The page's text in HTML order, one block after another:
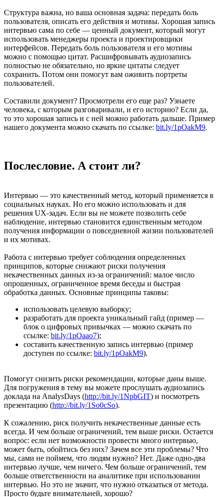
Структура важна, но ваша основная задача: передать боль
пользователя, описать его действия и мотивы. Хорошая запись
интервью сама по себе — ценный документ, который могут
использовать менеджеры проекта и проектировщики
интерфейсов. Передать боль пользователя и его мотивы
можно с помощью цитат. Расшифровывать аудиозапись
полностью не обязательно, но яркие цитаты следует
сохранить. Потом они помогут вам оживить портреты
пользователей.
Составили документ? Просмотрели его еще раз? Узнаете
человека, с которым разговаривали, и его историю? Если да,
то это хорошая запись и с ней можно работать дальше. Пример
нашего документа можно скачать по ссылке: bit.ly/1pOakM9.
Послесловие. А стоит ли?
Интервью — это качественный метод, который применяется в
социальных науках. Но его можно использовать и для
решения UX-задач. Если вы не можете позволить себе
наблюдение, интервью становится единственным методом
получения информации о повседневной жизни пользователей
и их мотивах.
Работа с интервью требует соблюдения определенных
принципов, которые снижают риски получения
некачественных данных из-за ограничений: малое число
опрошенных, ограниченное время беседы и быстрая
обработка данных. Основные принципы таковы:
использовать целевую выборку;
разработать для проекта уникальный гайд (пример —
блок о цифровых привычках — можно скачать по
ссылке: bit.ly/1pOaao7);
составить качественную запись интервью (пример
доступен по ссылке: bit.ly/1pOakM9).
Помогут снизить риски рекомендации, которые даны выше.
Для погружения в тему вы можете прослушать аудиозапись
доклада на AnalysDays (http://bit.ly/1NpbGIT) и посмотреть
презентацию (http://bit.ly/1So0cSo).
К сожалению, риск получить некачественные данные есть
всегда. И чем больше ограничений, тем выше риски. Остается
вопрос: если нет возможности провести много интервью,
может быть, обойтись без них? Зачем все эти проблемы? Что
мы, сами не поймем, что людям нужно? Нет. Даже одно-два
интервью лучше, чем ничего. Чем больше ограничений, тем
больше ответственности на аналитике при использовании
интервью. Но это не значит, что нужно отказаться от метода.
Просто будьте внимательней, хорошо?